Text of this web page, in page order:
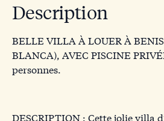
Description
BELLE VILLA À LOUER À
BLANCA), AVEC PISCINE PRIVÉE, jusqu’à
personnes.
DESCRIPTION : Cette jolie villa